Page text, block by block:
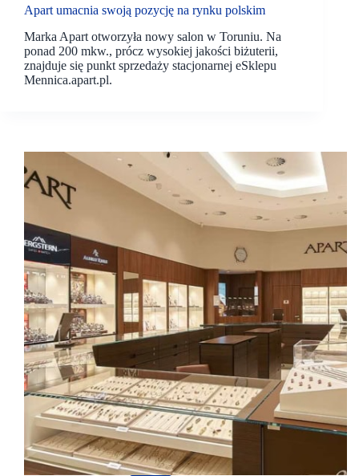
Apart umacnia swoją pozycję na rynku polskim
Marka Apart otworzyła nowy salon w Toruniu. Na
ponad 200 mkw., prócz wysokiej jakości biżuterii,
znajduje się punkt sprzedaży stacjonarnej eSklepu
Mennica.apart.pl.